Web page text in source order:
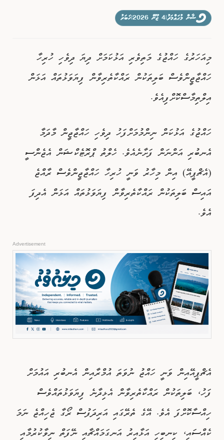
ވިޔަފާރިޝާން މުޙައްމަދު 4 ޖޫން 2026 ޚަބަރު
މިއަހަރުގެ ހައްޖުގެ މަތިވެރި އަޅުކަމަށް ދިޔަ ދިވެހި ހުރިހާ
ހައްޖާޖީންވެސް ބަލިތަކުން ރައްކާތެރިވާން ފިޔަވަޅުތައް އަޅަން
އިލްތިމާސްކޮށްފިއެވެ.
ހައްޖުގެ އަޅުކަން ނިންމުމަށްފަހު ދިވެހި ހައްޖާޖީން މާދަމާ
އެނބުރި އަންނަން ފަށާނެއެވެ. ހެލްތު ޕްރޮޓެކްޝަން އެޖެންސީ
(އެޗްޕީއޭ) އިން މިހާރު ވަނީ ހުރިހާ ހައްޖާޖީންވެސް ރާއްޖެ
އައިސް ބަލިތަކުން ރައްކާތެރިވާން ފިޔަވަޅުތައް އަޅަން އެދިފަ
އެވެ.
Advertisement
އެޗްޕީއޭއިން ވަނީ ހައްޖު ނުވަތަ އުމްރާއިން އެނބުރި އައުމަށް
ފަހު، ބަލިތަކުން ރައްކާތެރިވާން އެޅިދާނެ ފިޔަވަޅުތައްވެސް
ހިއްސާކޮށްފަ އެވެ. އޭގެ ތެރޭގައި އަރިދަފުސް ރޯގާ ޖެހިއްޖެ ނަމަ
ކެއްސައި، ކިނބިހި އަޅާއިރު އަނގަމައްޗާއި ނޭފަތް ނިވާކުރުމާއި